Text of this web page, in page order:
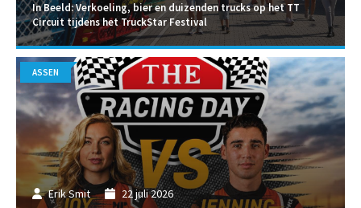
In Beeld: Verkoeling, bier en duizenden trucks op het TT
Circuit tijdens het TruckStar Festival
Erik Smit 22 juli 2026
ASSEN